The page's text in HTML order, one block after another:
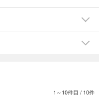
1～10件目 / 10件